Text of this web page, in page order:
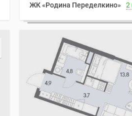
ЖК «Родина Переделкино»
2